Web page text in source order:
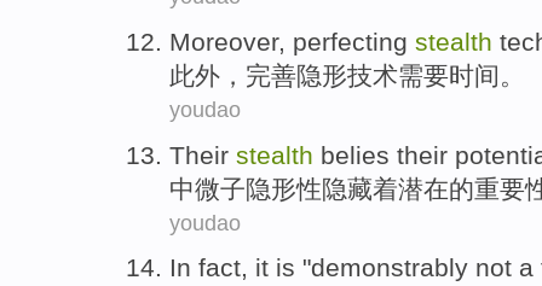
Moreover, perfecting stealth
此外 ， 完善隐形技术需要时间。
youdao
Their stealth belies their
中微子隐形性隐藏着潜在的重要
youdao
In fact, it is "demonstrably not a